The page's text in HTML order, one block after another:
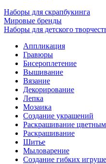
Наборы для скрапбукинга
Мировые бренды
Наборы для детского
Аппликация
Гравюры
Бисероплетение
Вышивание
Вязание
Декорирование
Лепка
Мозаика
Создание украшений
Раскрашивание
Раскрашивание
Шитье
Мыловарение
Создание гибких